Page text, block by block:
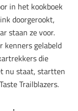
in het kookboek
doorgerookt,
staan ze voor.
kenners gelabeld
die
nu staat, startten
Trailblazers.